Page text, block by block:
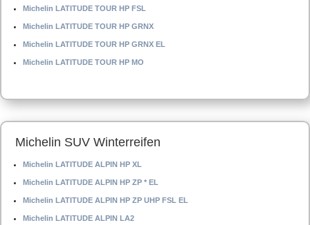
Michelin LATITUDE TOUR HP FSL
Michelin LATITUDE TOUR HP GRNX
Michelin LATITUDE TOUR HP GRNX EL
Michelin LATITUDE TOUR HP MO
Michelin SUV Winterreifen
Michelin LATITUDE ALPIN HP XL
Michelin LATITUDE ALPIN HP ZP * EL
Michelin LATITUDE ALPIN HP ZP UHP FSL EL
Michelin LATITUDE ALPIN LA2